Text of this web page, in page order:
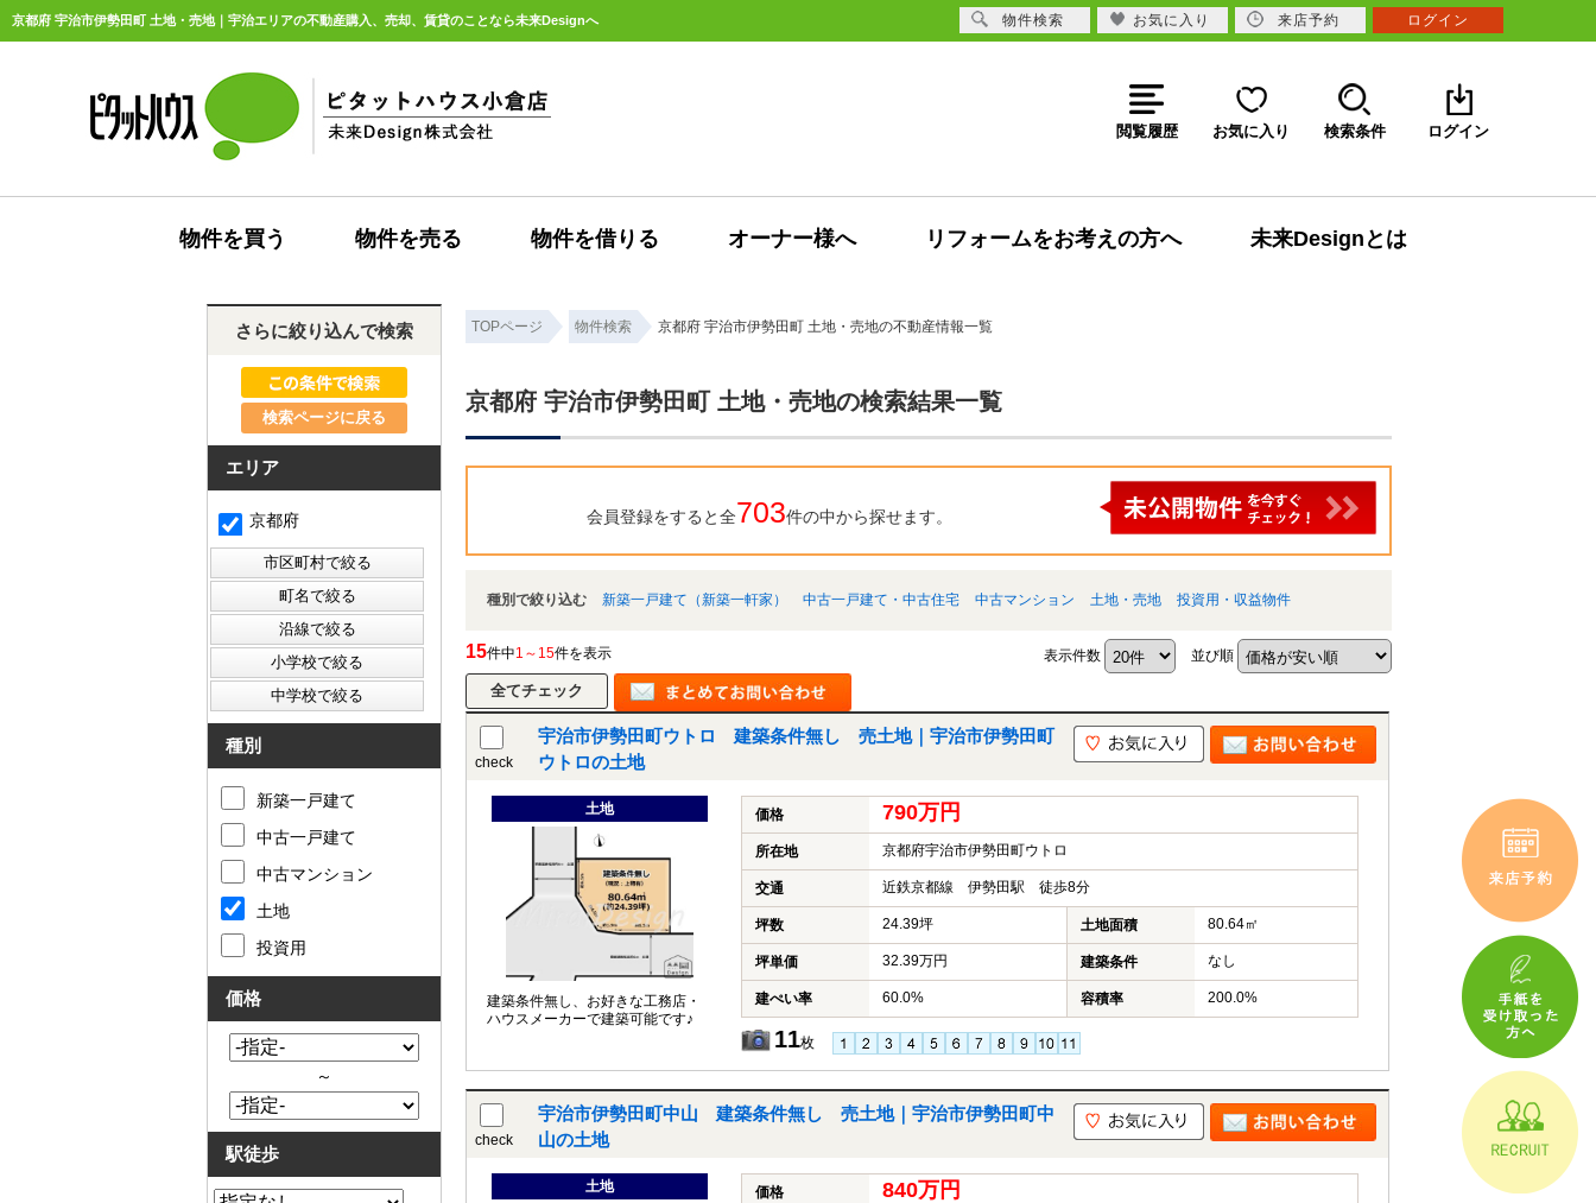
京都府 宇治市伊勢田町 土地・売地｜宇治エリアの不動産購入、売却、賃貸のことなら未来Designへ
閲覧履歴 お気に入り 検索条件 ログイン
物件を買う 物件を売る 物件を借りる オーナー様へ リフォームをお考えの方へ 未来Designとは
TOPページ 物件検索 京都府 宇治市伊勢田町 土地・売地の不動産情報一覧
京都府 宇治市伊勢田町 土地・売地の検索結果一覧
会員登録をすると全703件の中から探せます。
種別で絞り込む 新築一戸建て（新築一軒家） 中古一戸建て・中古住宅 中古マンション 土地・売地 投資用・収益物件
15件中1～15件を表示 表示件数 並び順
check
宇治市伊勢田町ウトロ 建築条件無し 売土地｜宇治市伊勢田町
ウトロの土地
土地
建築条件無し、お好きな工務店・
ハウスメーカーで建築可能です♪
価格 790万円
所在地 京都府宇治市伊勢田町ウトロ
交通 近鉄京都線 伊勢田駅 徒歩8分
坪数 24.39坪 土地面積 80.64㎡
坪単価 32.39万円 建築条件 なし
建ぺい率 60.0% 容積率 200.0%
11枚
check
宇治市伊勢田町中山 建築条件無し 売土地｜宇治市伊勢田町中
山の土地
土地 価格 840万円
さらに絞り込んで検索
検索ページに戻る
エリア
京都府
種別
新築一戸建て
中古一戸建て
中古マンション
土地
投資用
価格
～
駅徒歩
物件検索 お気に入り 来店予約 ログイン